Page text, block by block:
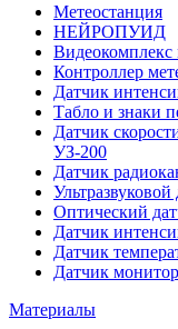
Метеостанция
НЕЙРОПУИД
Видеокомплекс
Контроллер
Датчик
Табло и знаки
Датчик
УЗ-200
Датчик
Оптический
Датчик
Датчик
Датчик
Материалы